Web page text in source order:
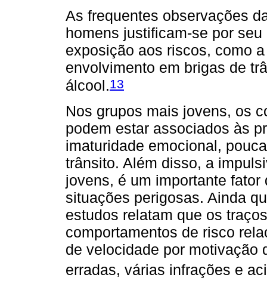
As frequentes observações
homens justificam-se por
exposição aos riscos, como
envolvimento em brigas de
álcool.13
Nos grupos mais jovens, os
podem estar associados às
imaturidade emocional,
trânsito. Além disso, a
jovens, é um importante
situações perigosas. Ainda
estudos relatam que os
comportamentos de risco
de velocidade por motivação
erradas, várias infrações e